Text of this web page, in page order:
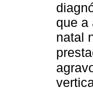
que a
natal